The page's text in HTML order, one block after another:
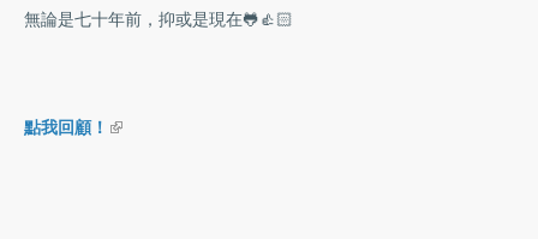
無論是七十年前，抑或是現在🐸👍🏻
點我回顧！ (link is external)